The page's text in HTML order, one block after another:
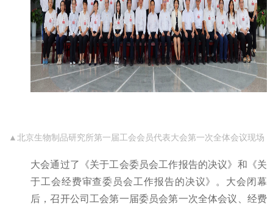
▲北京生物制品研究所第一届工会会员代表大会第一次全体会议现场
大会通过了《关于工会委员会工作报告的决议》和《关
于工会经费审查委员会工作报告的决议》。大会闭幕
后，召开公司工会第一届委员会第一次全体会议、经费